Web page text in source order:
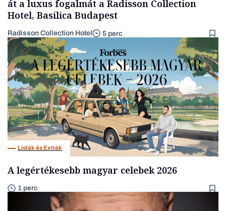
át a luxus fogalmát a Radisson Collection
Hotel, Basilica Budapest
Radisson Collection Hotel 5 perc
Listák és Extrák
A legértékesebb magyar celebek 2026
1 perc